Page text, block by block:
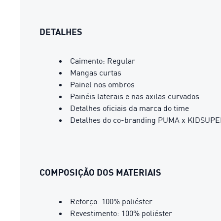
DETALHES
Caimento: Regular
Mangas curtas
Painel nos ombros
Painéis laterais e nas axilas curvados
Detalhes oficiais da marca do time
Detalhes do co-branding PUMA x
COMPOSIÇÃO DOS MATERIAIS
Reforço: 100% poliéster
Revestimento: 100% poliéster